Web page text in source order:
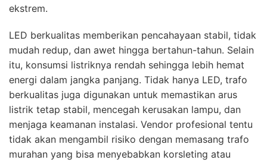
ekstrem.
LED berkualitas memberikan pencahayaan stabil, tidak
mudah redup, dan awet hingga bertahun-tahun. Selain
itu, konsumsi listriknya rendah sehingga lebih hemat
energi dalam jangka panjang. Tidak hanya LED, trafo
berkualitas juga digunakan untuk memastikan arus
listrik tetap stabil, mencegah kerusakan lampu, dan
menjaga keamanan instalasi. Vendor profesional tentu
tidak akan mengambil risiko dengan memasang trafo
murahan yang bisa menyebabkan korsleting atau